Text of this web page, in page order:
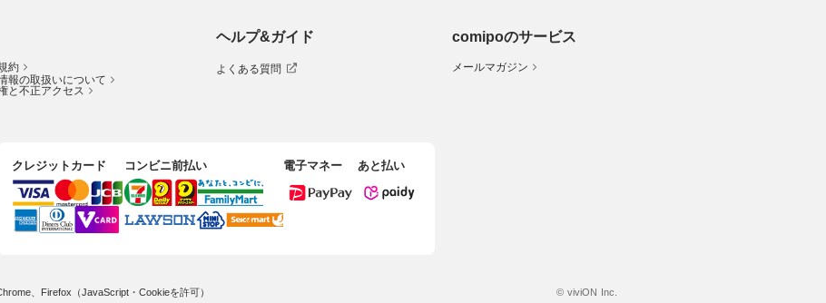
約
報の取扱いについて
と不正アクセス
ヘルプ&ガイド
よくある質問
comipoのサービス
メールマガジン
クレジットカード コンビニ前払い 電子マネー あと払い
、Firefox（JavaScript・Cookieを許可） © viviON Inc.